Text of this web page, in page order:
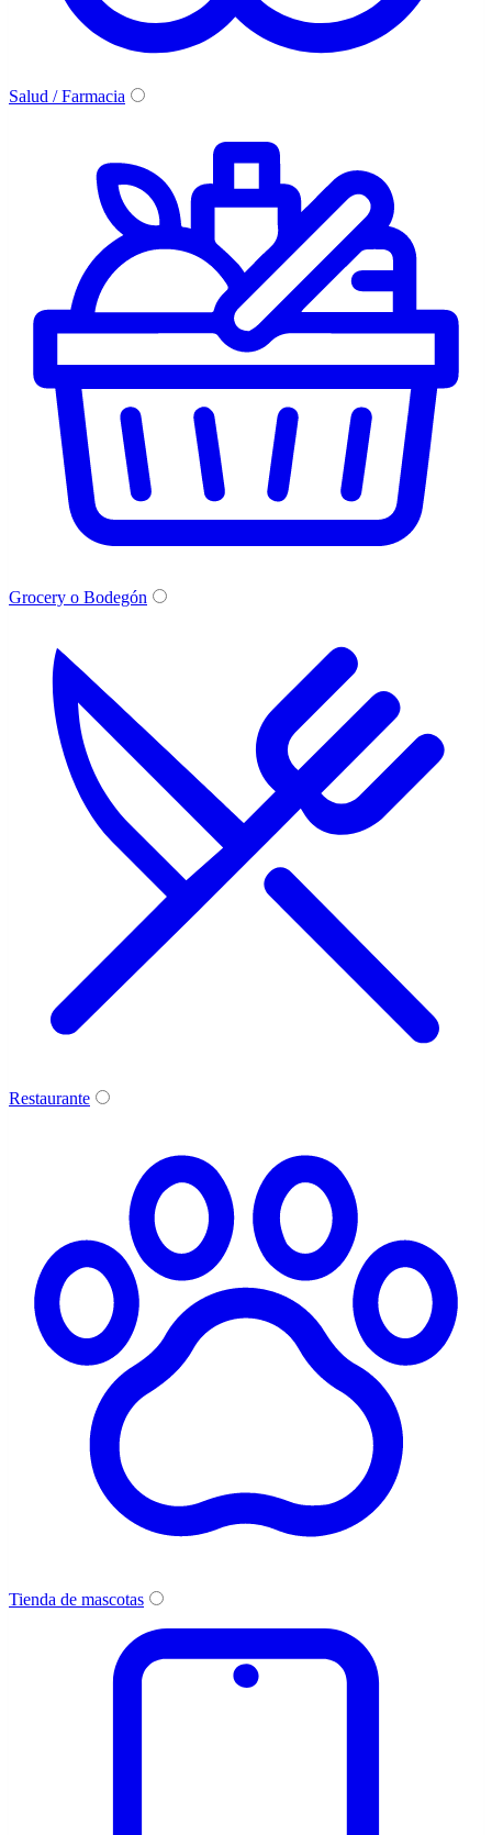
Salud / Farmacia
Grocery o Bodegón
Restaurante
Tienda de mascotas